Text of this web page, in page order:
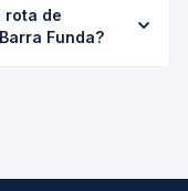
R$ 118,26 e
o tipo de
rota de
Funda?